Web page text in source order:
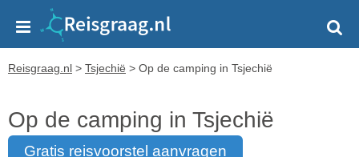
Reisgraag.nl > Tsjechië > Op de camping in Tsjechië
Op de camping in Tsjechië
gratis reisvoorstel aanvragen